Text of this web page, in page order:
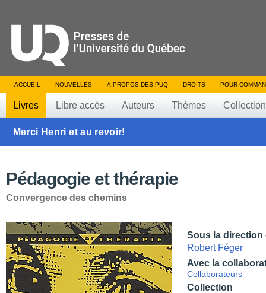
ACCUEIL NOUVELLES À PROPOS DES PUQ DROITS POUR
Livres Libre accès Auteurs Thèmes
Merci Henri et au revoir!
Pédagogie et thérapie
Convergence des chemins
Sous la direction
Robert Féger
Avec la
Collaborateurs
Collection